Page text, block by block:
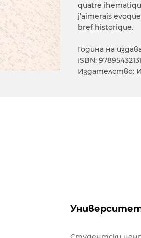
quatre
j’aimerais
bref historique.
Година на
ISBN:
Издателство: